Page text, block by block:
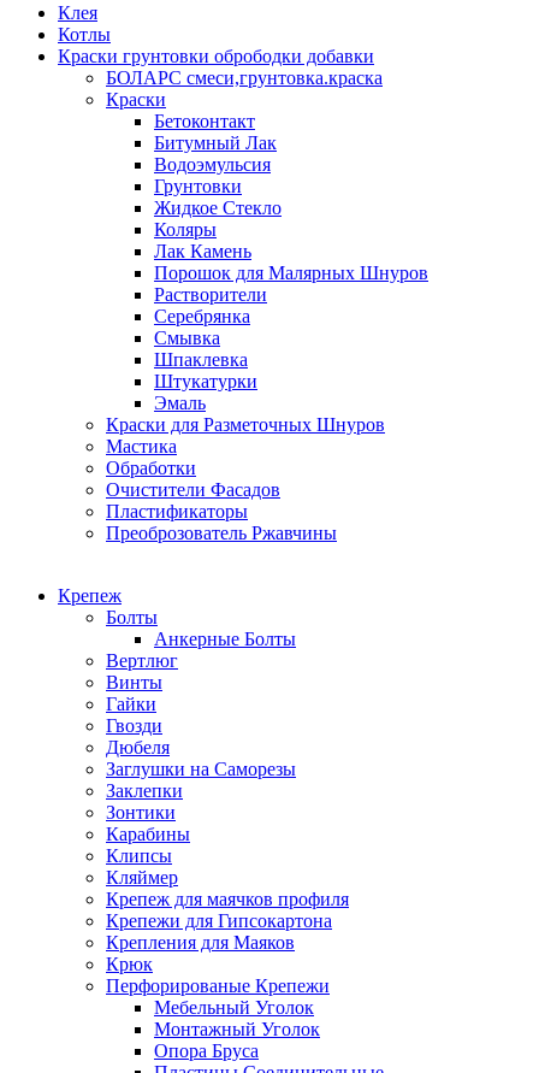
Клея
Котлы
Краски грунтовки обрободки добавки
БОЛАРС смеси,грунтовка.краска
Краски
Бетоконтакт
Битумный Лак
Водоэмульсия
Грунтовки
Жидкое Стекло
Коляры
Лак Камень
Порошок для Малярных Шнуров
Растворители
Серебрянка
Смывка
Шпаклевка
Штукатурки
Эмаль
Краски для Разметочных Шнуров
Мастика
Обработки
Очистители Фасадов
Пластификаторы
Преоброзователь Ржавчины
Крепеж
Болты
Анкерные Болты
Вертлюг
Винты
Гайки
Гвозди
Дюбеля
Заглушки на Саморезы
Заклепки
Зонтики
Карабины
Клипсы
Кляймер
Крепеж для маячков профиля
Крепежи для Гипсокартона
Крепления для Маяков
Крюк
Перфорированые Крепежи
Мебельный Уголок
Монтажный Уголок
Опора Бруса